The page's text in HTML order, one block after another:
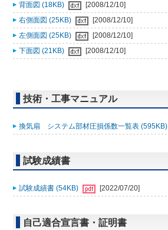
背面図 (18KB)
[2008/12/10]
右側面図 (25KB)
[2008/12/10]
左側面図 (25KB)
[2008/12/10]
下面図 (21KB)
[2008/12/10]
技術・工事マニュアル
換気扇 システム部材圧損係数一覧表 (595KB)
試験成績書
試験成績書 (54KB) [2022/07/20]
自己適合宣言書・証明書